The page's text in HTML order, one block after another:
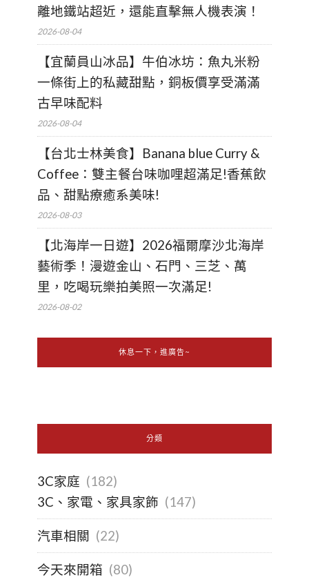
離地鐵站超近，還能直擊無人機表演！
2026-08-04
【宜蘭員山冰品】牛伯冰坊：魚丸米粉
一條街上的私藏甜點，銅板價享受滿滿
古早味配料
2026-08-04
【台北士林美食】Banana blue Curry &
Coffee：雙主餐台味咖哩超滿足!香蕉飲
品、甜點療癒系美味!
2026-08-03
【北海岸一日遊】2026福爾摩沙北海岸
藝術季！漫遊金山、石門、三芝、萬
里，吃喝玩樂拍美照一次滿足!
2026-08-02
休息一下，進廣告~
分類
3C家庭 (182)
3C、家電、家具家飾 (147)
汽車相關 (22)
今天來開箱 (80)